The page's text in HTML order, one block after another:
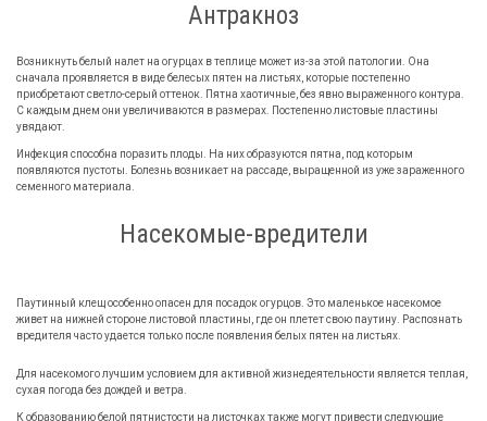
Антракноз
Возникнуть белый налет на огурцах в теплице может из-за этой патологии. Она
сначала проявляется в виде белесых пятен на листьях, которые постепенно
приобретают светло-серый оттенок. Пятна хаотичные, без явно выраженного контура.
С каждым днем они увеличиваются в размерах. Постепенно листовые пластины
увядают.
Инфекция способна поразить плоды. На них образуются пятна, под которым
появляются пустоты. Болезнь возникает на рассаде, выращенной из уже зараженного
семенного материала.
Насекомые-вредители
Паутинный клещ особенно опасен для посадок огурцов. Это маленькое насекомое
живет на нижней стороне листовой пластины, где он плетет свою паутину. Распознать
вредителя часто удается только после появления белых пятен на листьях.
Для насекомого лучшим условием для активной жизнедеятельности является теплая,
сухая погода без дождей и ветра.
К образованию белой пятнистости на листочках также могут привести следующие